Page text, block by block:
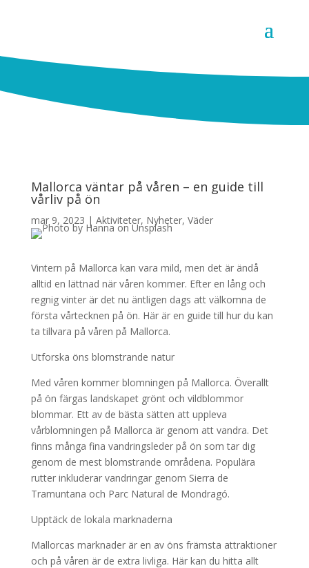
Mallorca väntar på våren – en guide till
vårliv på ön
mar 9, 2023 | Aktiviteter, Nyheter, Väder
Vintern på Mallorca kan vara mild, men det är ändå
alltid en lättnad när våren kommer. Efter en lång och
regnig vinter är det nu äntligen dags att välkomna de
första vårtecknen på ön. Här är en guide till hur du kan
ta tillvara på våren på Mallorca.
Utforska öns blomstrande natur
Med våren kommer blomningen på Mallorca. Överallt
på ön färgas landskapet grönt och vildblommor
blommar. Ett av de bästa sätten att uppleva
vårblomningen på Mallorca är genom att vandra. Det
finns många fina vandringsleder på ön som tar dig
genom de mest blomstrande områdena. Populära
rutter inkluderar vandringar genom Sierra de
Tramuntana och Parc Natural de Mondragó.
Upptäck de lokala marknaderna
Mallorcas marknader är en av öns främsta attraktioner
och på våren är de extra livliga. Här kan du hitta allt